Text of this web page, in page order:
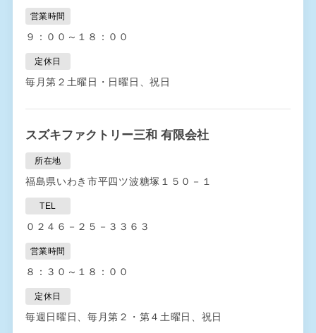
営業時間
９：００～１８：００
定休日
毎月第２土曜日・日曜日、祝日
スズキファクトリー三和 有限会社
所在地
福島県いわき市平四ツ波糖塚１５０－１
TEL
０２４６－２５－３３６３
営業時間
８：３０～１８：００
定休日
毎週日曜日、毎月第２・第４土曜日、祝日